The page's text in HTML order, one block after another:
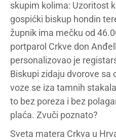
skupim kolima: Uzoritost
gospićki biskup hondin
župnik ima mečku od
portparol Crkve don
personalizovao je
Biskupi zidaju dvorove sa
voze se iza tamnih
to bez poreza i bez
plaća. Zvuči poznato?
Sveta matera Crkva u